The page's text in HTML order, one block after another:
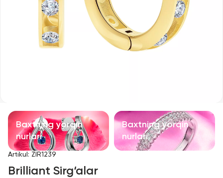
Bilaguzuklar
Kulonlar
Aksessuarlar
Baxtning yorqin
nurlari
Baxtning yorqin
nurlari
Artikul : ZIR1239
Brilliant Sirg‘alar